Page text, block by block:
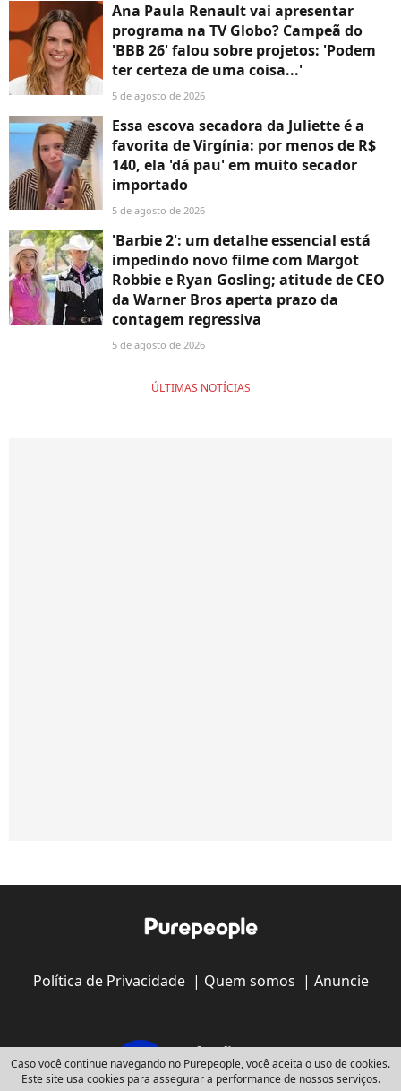
Ana Paula Renault vai apresentar
programa na TV Globo? Campeã do
'BBB 26' falou sobre projetos: 'Podem
ter certeza de uma coisa...'
5 de agosto de 2026
Essa escova secadora da Juliette é a
favorita de Virgínia: por menos de R$
140, ela 'dá pau' em muito secador
importado
5 de agosto de 2026
'Barbie 2': um detalhe essencial está
impedindo novo filme com Margot
Robbie e Ryan Gosling; atitude de CEO
da Warner Bros aperta prazo da
contagem regressiva
5 de agosto de 2026
ÚLTIMAS NOTÍCIAS
Política de Privacidade| Quem somos | Anuncie
Caso você continue navegando no Purepeople, você aceita o uso de cookies.
Este site usa cookies para assegurar a performance de nossos serviços.